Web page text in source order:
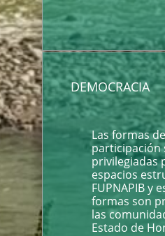
DEMOCRACIA
Las formas
participación
privilegiadas
espacios
FUPNAPIB y
formas son
las
Estado de